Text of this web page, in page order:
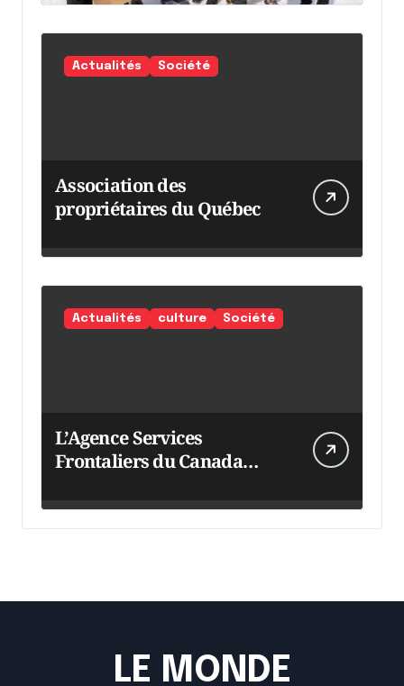
Actualités Société
Association des
propriétaires du Québec
Actualités culture Société
L’Agence Services
Frontaliers du Canada
LE MONDE